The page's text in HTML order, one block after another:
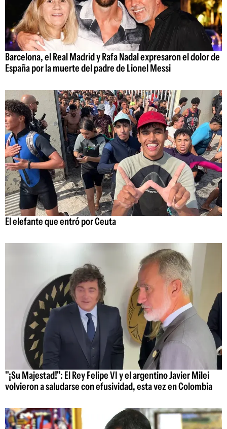
Barcelona, el Real Madrid y Rafa Nadal expresaron el dolor de
España por la muerte del padre de Lionel Messi
El elefante que entró por Ceuta
"¡Su Majestad!": El Rey Felipe VI y el argentino Javier Milei
volvieron a saludarse con efusividad, esta vez en Colombia